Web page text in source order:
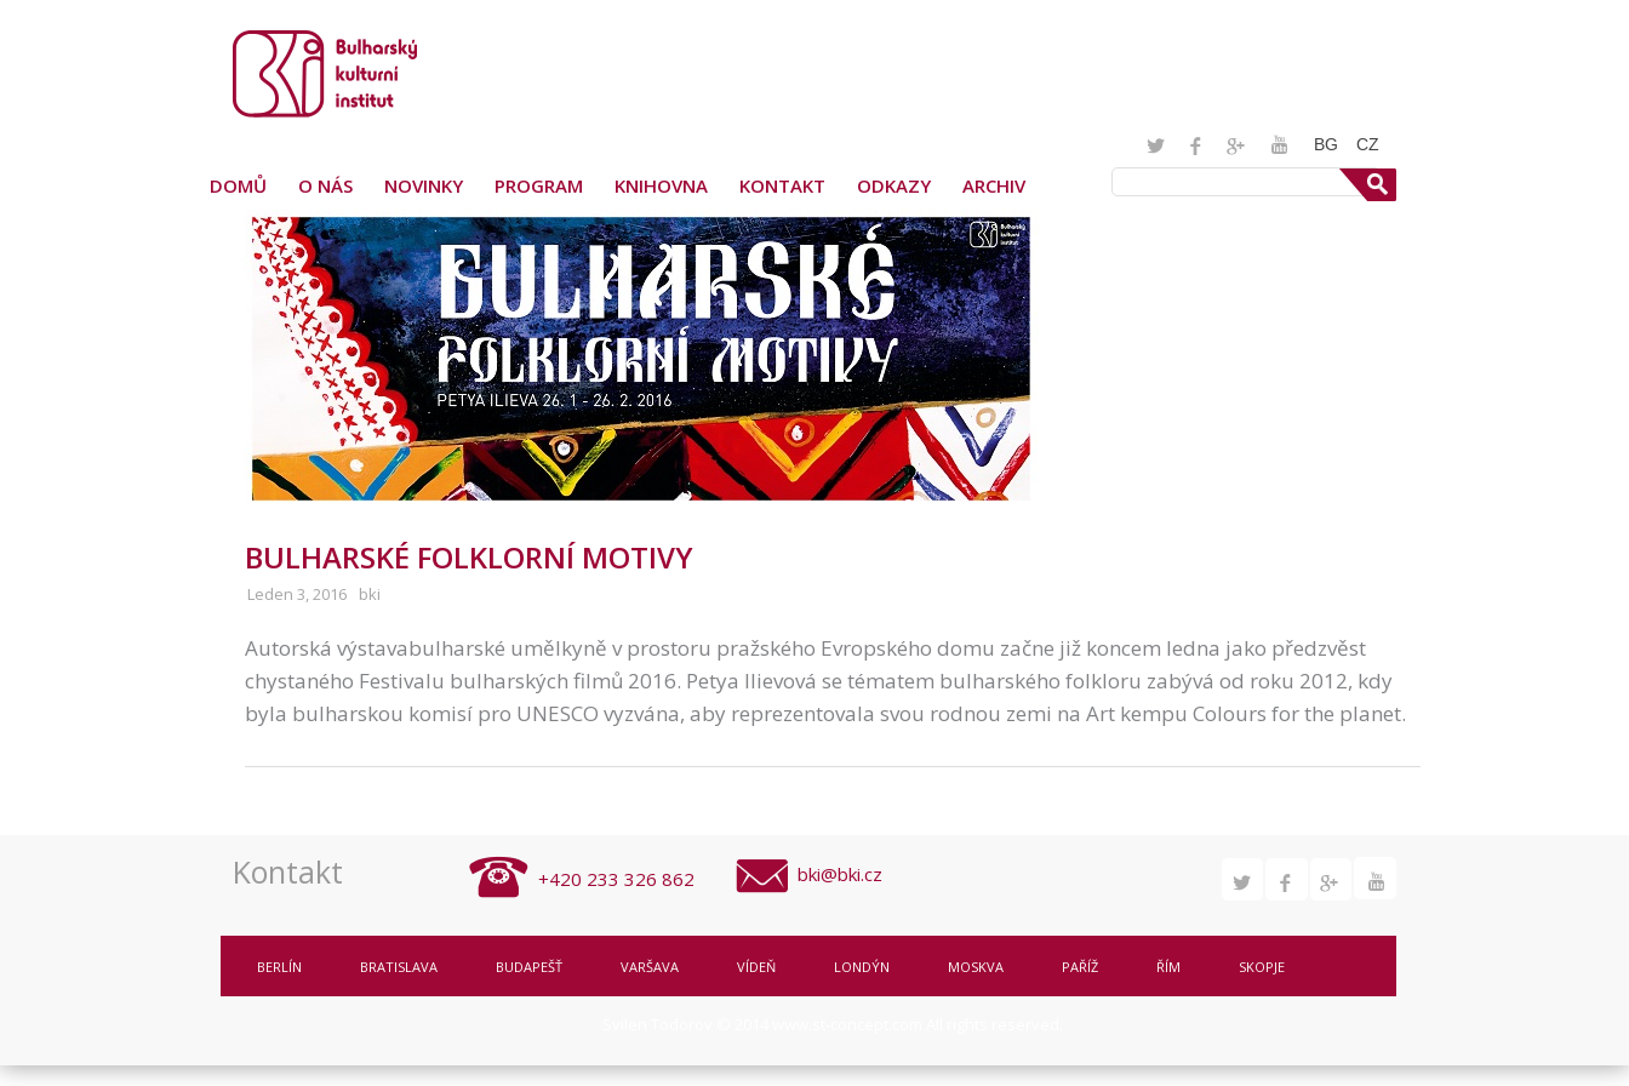
BG CZ
DOMŮ O NÁS NOVINKY PROGRAM KNIHOVNA KONTAKT ODKAZY ARCHIV
BULHARSKÉ FOLKLORNÍ MOTIVY
Leden 3, 2016 bki
Autorská výstavabulharské umělkyně v prostoru pražského Evropského domu začne již koncem ledna jako předzvěst
chystaného Festivalu bulharských filmů 2016. Petya Ilievová se tématem bulharského folkloru zabývá od roku 2012, kdy
byla bulharskou komisí pro UNESCO vyzvána, aby reprezentovala svou rodnou zemi na Art kempu Colours for the planet.
Kontakt +420 233 326 862 bki@bki.cz
BERLÍN BRATISLAVA BUDAPEŠŤ VARŠAVA VÍDEŇ LONDÝN MOSKVA PAŘÍŽ ŘÍM SKOPJE